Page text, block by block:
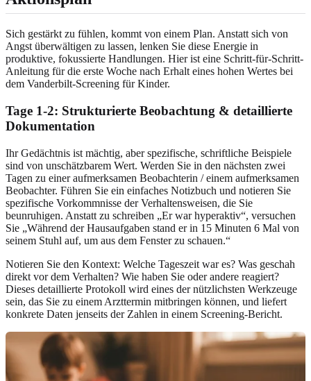
Sich gestärkt zu fühlen, kommt von einem Plan. Anstatt sich von
Angst überwältigen zu lassen, lenken Sie diese Energie in
produktive, fokussierte Handlungen. Hier ist eine Schritt-für-Schritt-
Anleitung für die erste Woche nach Erhalt eines hohen Wertes bei
dem Vanderbilt-Screening für Kinder.
Tage 1-2: Strukturierte Beobachtung & detaillierte
Dokumentation
Ihr Gedächtnis ist mächtig, aber spezifische, schriftliche Beispiele
sind von unschätzbarem Wert. Werden Sie in den nächsten zwei
Tagen zu einer aufmerksamen Beobachterin / einem aufmerksamen
Beobachter. Führen Sie ein einfaches Notizbuch und notieren Sie
spezifische Vorkommnisse der Verhaltensweisen, die Sie
beunruhigen. Anstatt zu schreiben „Er war hyperaktiv“, versuchen
Sie „Während der Hausaufgaben stand er in 15 Minuten 6 Mal von
seinem Stuhl auf, um aus dem Fenster zu schauen.“
Notieren Sie den Kontext: Welche Tageszeit war es? Was geschah
direkt vor dem Verhalten? Wie haben Sie oder andere reagiert?
Dieses detaillierte Protokoll wird eines der nützlichsten Werkzeuge
sein, das Sie zu einem Arzttermin mitbringen können, und liefert
konkrete Daten jenseits der Zahlen in einem Screening-Bericht.